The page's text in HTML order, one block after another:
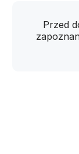
Przed